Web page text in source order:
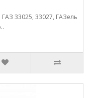
33025, 33027, ГАЗель